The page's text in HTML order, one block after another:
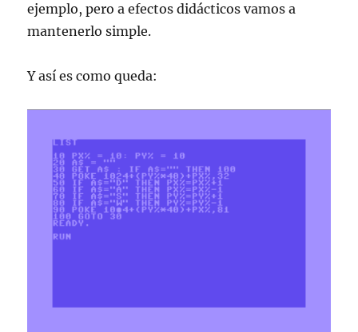
ejemplo, pero a efectos didácticos vamos a
mantenerlo simple.
Y así es como queda: